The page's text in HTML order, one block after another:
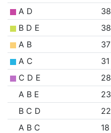
A D
38
B D E
38
A B
37
A C
31
C D E
28
A B E
23
B C D
22
A B C
18